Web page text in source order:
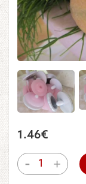
1.46€
-
quantité
de
+